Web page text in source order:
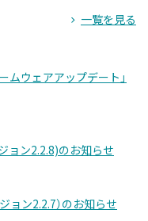
一覧を見る
ムウェアアップデート」
ョン2.2.8)のお知らせ
ョン2.2.7）のお知らせ